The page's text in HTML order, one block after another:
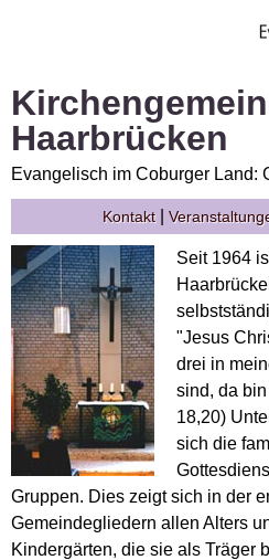
Haarbrücken
Evangelisch im Coburger Land:
Kontakt|
Seit 1964
"Jesus
drei in
sind, da
18,20)
sich die
Gruppen. Dies zeigt sich in der
Gemeindegliedern allen Alters
Kindergärten, die sie als Träger